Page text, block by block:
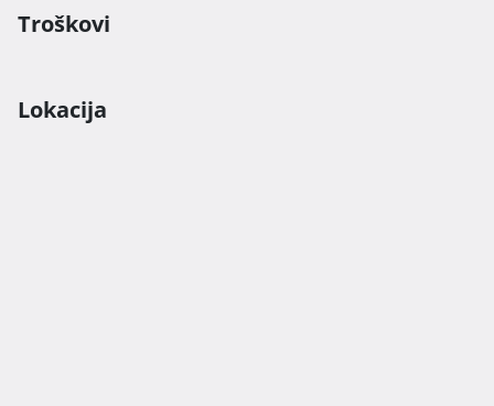
Troškovi
Lokacija